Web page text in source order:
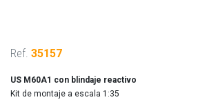
Ref. 35157
US M60A1 con blindaje reactivo
Kit de montaje a escala 1:35